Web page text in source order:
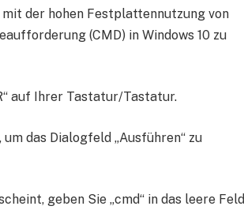
der hohen Festplattennutzung von
(CMD) in Windows 10 zu
auf Ihrer Tastatur/Tastatur.
das Dialogfeld „Ausführen“ zu
geben Sie „cmd“ in das leere Feld